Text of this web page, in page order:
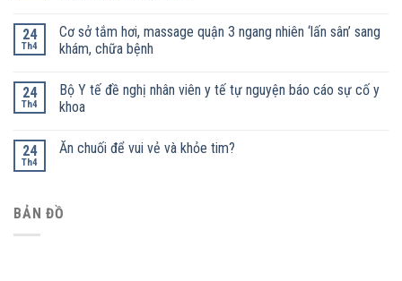
24
Th4
Cơ sở tắm hơi, massage quận 3 ngang nhiên ‘lấn sân’ sang
khám, chữa bệnh
24
Th4
Bộ Y tế đề nghị nhân viên y tế tự nguyện báo cáo sự cố y
khoa
24
Th4
Ăn chuối để vui vẻ và khỏe tim?
BẢN ĐỒ